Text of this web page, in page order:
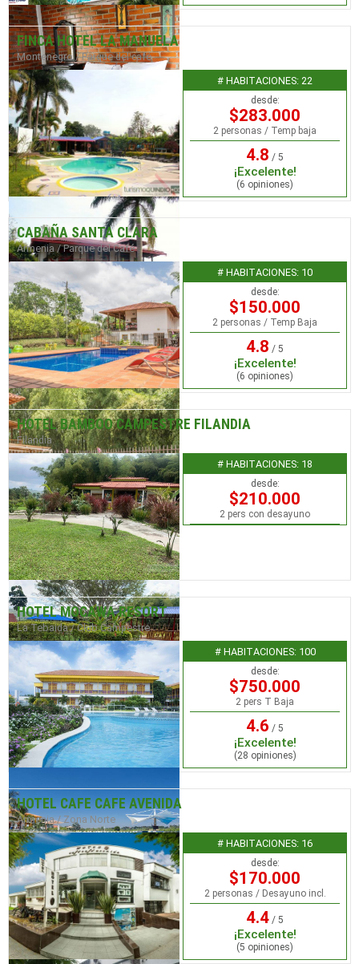
FINCA HOTEL LA MANUELA
Montenegro / Parque del café
# HABITACIONES: 22
desde:
$283.000
2 personas / Temp baja
4.8 / 5
¡Excelente!
(6 opiniones)
CABAÑA SANTA CLARA
Armenia / Parque del Café
# HABITACIONES: 10
desde:
$150.000
2 personas / Temp Baja
4.8 / 5
¡Excelente!
(6 opiniones)
HOTEL BAMBOO CAMPESTRE FILANDIA
Filandia
# HABITACIONES: 18
desde:
$210.000
2 pers con desayuno
HOTEL MOCAWA RESORT
La Tebaida / Club Campestre
# HABITACIONES: 100
desde:
$750.000
2 pers T Baja
4.6 / 5
¡Excelente!
(28 opiniones)
HOTEL CAFE CAFE AVENIDA
Armenia / Zona Norte
# HABITACIONES: 16
desde:
$170.000
2 personas / Desayuno incl.
4.4 / 5
¡Excelente!
(5 opiniones)